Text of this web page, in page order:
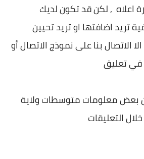
اعلاه , لكن قد تكون لديك
تريد اضافتها او تريد تحيين
الاتصال بنا على نموذج الاتصال أو
أن بعض معلومات متوسطات ولاية
التعليقات